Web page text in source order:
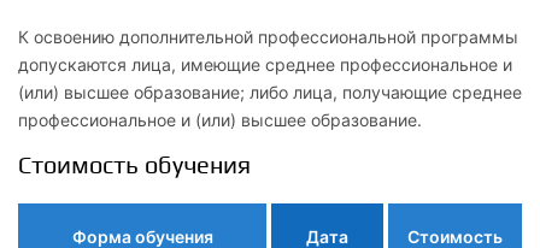
К освоению дополнительной профессиональной программы
допускаются лица, имеющие среднее профессиональное и
(или) высшее образование; либо лица, получающие среднее
профессиональное и (или) высшее образование.
Стоимость обучения
Форма обучения Дата Стоимость